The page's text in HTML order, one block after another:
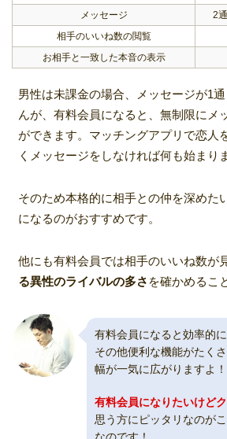
メッセージ
2
相手のいいね数の閲覧
お相手と一致した本音の表示
男性は未課金の場合、メッセージが1
んが、有料会員になると、無制限にメ
ができます。マッチングアプリで恋人
くメッセージをしなければ何も始まり
そのため本格的に相手との仲を深めた
になるのがおすすめです。
他にも有料会員では相手のいいね数が
る異性のライバルの多さ を確かめるこ
有料会員になると効率的
その他便利な機能がたく
幅が一気に広がりますよ！
有料会員になりたいけど
思う方にピッタリなのが
なのです！